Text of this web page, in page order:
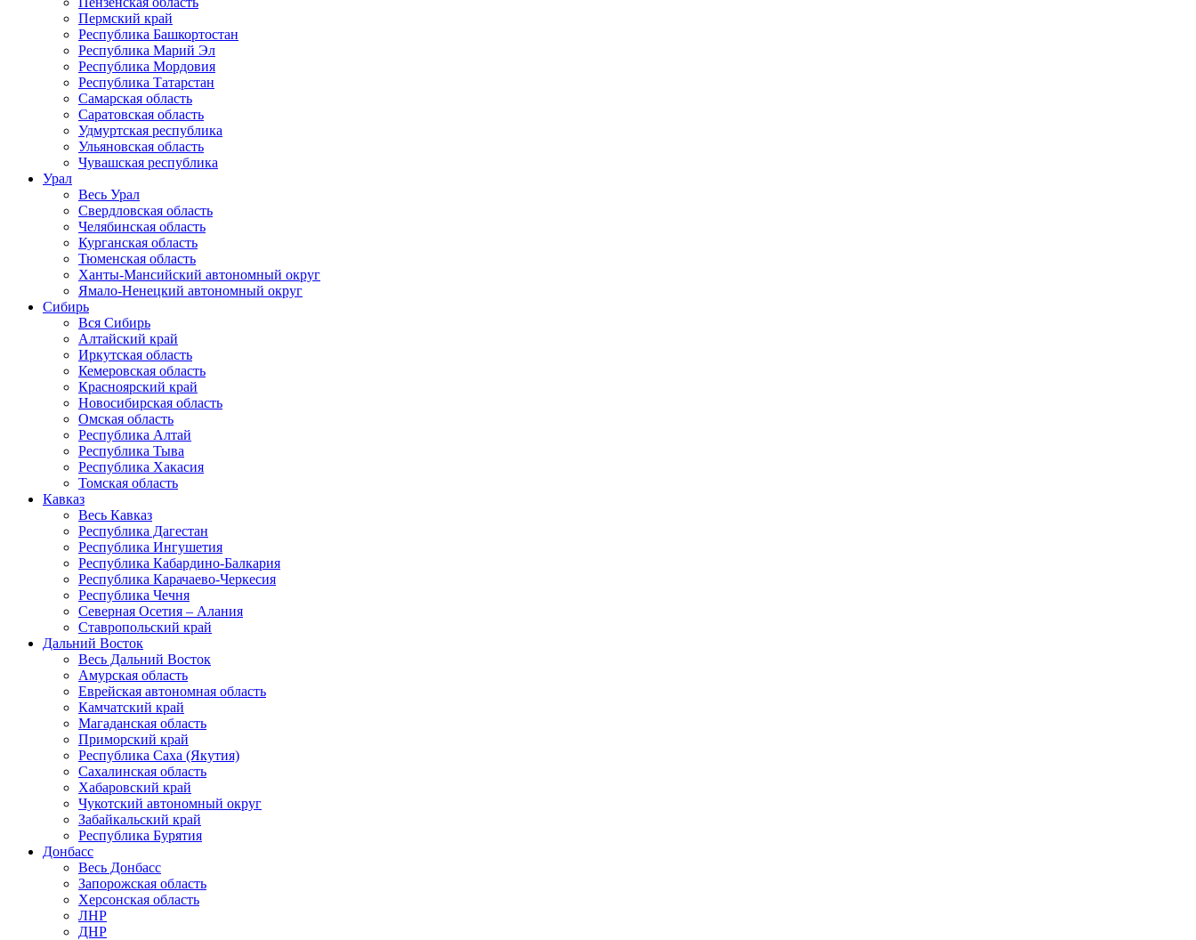
Пермский край
Республика Башкортостан
Республика Марий Эл
Республика Мордовия
Республика Татарстан
Самарская область
Саратовская область
Удмуртская республика
Ульяновская область
Чувашская республика
Урал
Весь Урал
Свердловская область
Челябинская область
Курганская область
Тюменская область
Ханты-Мансийский автономный округ
Ямало-Ненецкий автономный округ
Сибирь
Вся Сибирь
Алтайский край
Иркутская область
Кемеровская область
Красноярский край
Новосибирская область
Омская область
Республика Алтай
Республика Тыва
Республика Хакасия
Томская область
Кавказ
Весь Кавказ
Республика Дагестан
Республика Ингушетия
Республика Кабардино-Балкария
Республика Карачаево-Черкесия
Республика Чечня
Северная Осетия – Алания
Ставропольский край
Дальний Восток
Весь Дальний Восток
Амурская область
Еврейская автономная область
Камчатский край
Магаданская область
Приморский край
Республика Саха (Якутия)
Сахалинская область
Хабаровский край
Чукотский автономный округ
Забайкальский край
Республика Бурятия
Донбасс
Весь Донбасс
Запорожская область
Херсонская область
ЛНР
ДНР